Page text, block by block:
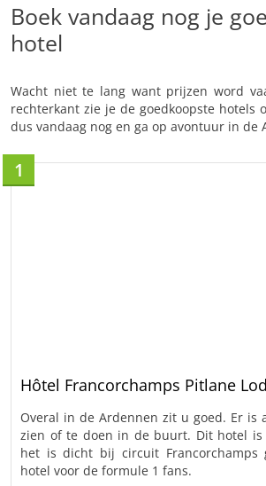
Boek vandaag nog je
hotel
Wacht niet te lang want prijzen word
rechterkant zie je de goedkoopste hotels
dus vandaag nog en ga op avontuur in de
1
Hôtel Francorchamps Pitlane
Overal in de Ardennen zit u goed. Er is
zien of te doen in de buurt. Dit hotel
het is dicht bij circuit Francorchamps
hotel voor de formule 1 fans.